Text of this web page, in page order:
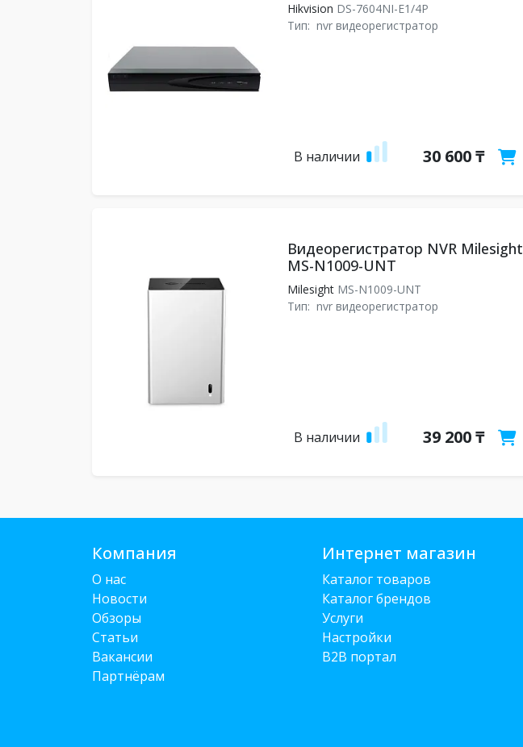
Hikvision DS-7604NI-E1/4P
Тип: nvr видеорегистратор
В наличии 30 600 ₸
Видеорегистратор NVR Milesight
MS-N1009-UNT
MilesightMS-N1009-UNT
Тип: nvr видеорегистратор
В наличии 39 200 ₸
Компания
О нас
Новости
Обзоры
Статьи
Вакансии
Партнёрам
Интернет магазин
Каталог товаров
Каталог брендов
Услуги
Настройки
B2B портал